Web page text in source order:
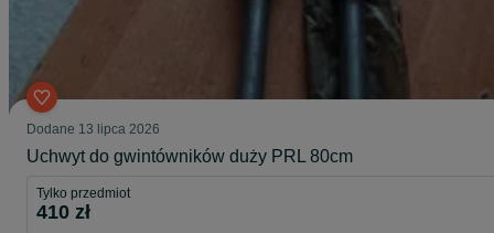
Dodane 13 lipca 2026
Uchwyt do gwintówników duży PRL 80cm
Tylko przedmiot
410 zł